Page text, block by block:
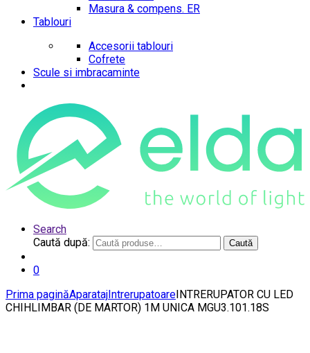
Masura & compens. ER
Tablouri
Accesorii tablouri
Cofrete
Scule si imbracaminte
Search
Caută după:
Caută
0
Prima paginăAparatajIntrerupatoareINTRERUPATOR CU LED
CHIHLIMBAR (DE MARTOR) 1M UNICA MGU3.101.18S